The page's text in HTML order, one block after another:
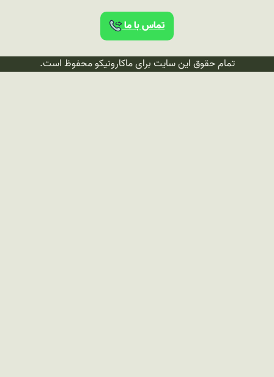
تماس با ما
تمام حقوق این سایت برای ماکارونیکو محفوظ است.